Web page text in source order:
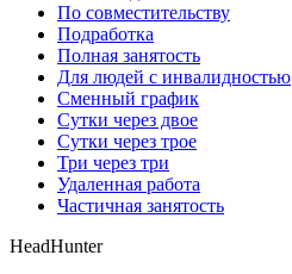
По совместительству
Подработка
Полная занятость
Для людей с инвалидностью
Сменный график
Сутки через двое
Сутки через трое
Три через три
Удаленная работа
Частичная занятость
HeadHunter